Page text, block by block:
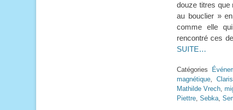
douze titres que
au bouclier »
comme elle
rencontré ces
SUITE…
Catégories
magnétique,
Mathilde Vrech,
Piettre, Sebka,